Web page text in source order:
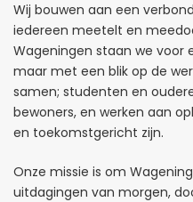
Wij bouwen aan een
iedereen meetelt en
Wageningen staan we voor
maar met een blik op de
samen; studenten en
bewoners, en werken aan
en toekomstgericht zijn.
Onze missie is om
uitdagingen van morgen,